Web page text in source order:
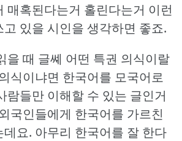
매혹된다는거 홀린다는거 이런
있을 시인을 생각하면 좋죠.
을 때 글쎼 어떤 특권 의식이랄
식이냐면 한국어를 모국어로
람들만 이해할 수 있는 글인거
국인들에게 한국어를 가르친
데요. 아무리 한국어를 잘 한다